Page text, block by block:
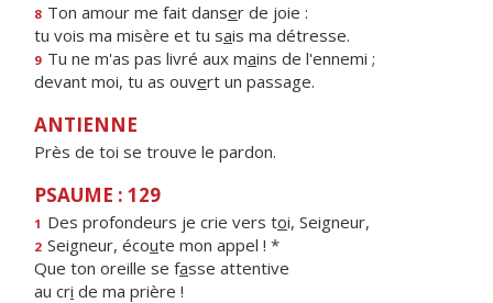
8 Ton amour me fait danser de joie :
tu vois ma misère et tu sais ma détresse.
9 Tu ne m'as pas livré aux mains de l'ennemi ;
devant moi, tu as ouvert un passage.
ANTIENNE
Près de toi se trouve le pardon.
PSAUME : 129
1 Des profondeurs je crie vers toi, Seigneur,
2 Seigneur, écoute mon appel ! *
Que ton oreille se fasse attentive
au cri de ma prière !